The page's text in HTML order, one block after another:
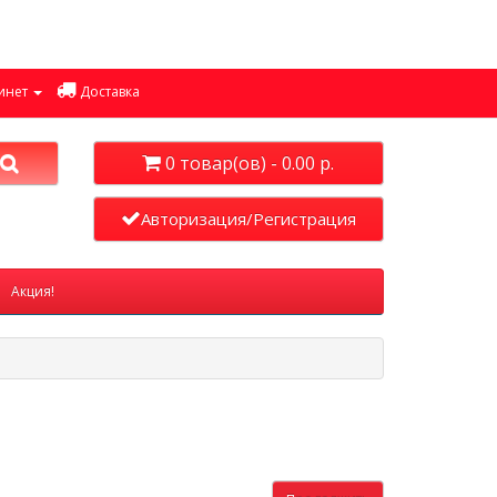
Доставка
0 товар(ов) - 0.00 р.
Авторизация/Регистрация
Акция!